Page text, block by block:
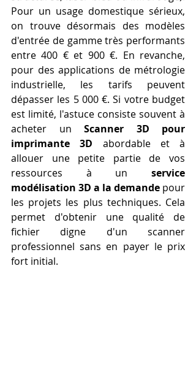
Pour un usage domestique sérieux,
on trouve désormais des modèles
d'entrée de gamme très performants
entre 400 € et 900 €. En revanche,
pour des applications de métrologie
industrielle, les tarifs peuvent
dépasser les 5 000 €. Si votre budget
est limité, l'astuce consiste souvent à
acheter un Scanner 3D pour
imprimante 3D abordable et à
allouer une petite partie de vos
ressources à un service
modélisation 3D a la demande pour
les projets les plus techniques. Cela
permet d'obtenir une qualité de
fichier digne d'un scanner
professionnel sans en payer le prix
fort initial.